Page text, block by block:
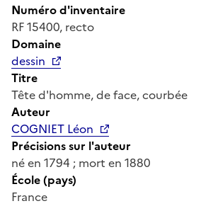
Numéro d'inventaire
RF 15400, recto
Domaine
dessin
Titre
Tête d'homme, de face, courbée
Auteur
COGNIET Léon
Précisions sur l'auteur
né en 1794 ; mort en 1880
École (pays)
France